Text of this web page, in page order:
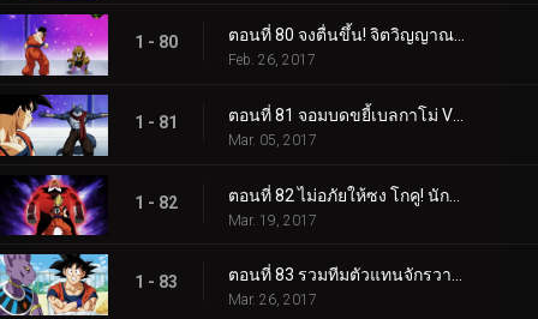
1 - 80 ตอนที่ 80 จงตื่นขึ้น! จิตวิญญาณของนักสู้ การต่อสู้ของ "ซง โกฮัง"!!
Feb. 26, 2017
1 - 81
Mar. 05, 2017
1 - 82
Mar. 19, 2017
1 - 83 ตอนที่ 83 รวมทีมตัวแทนจักรวาลที่ 7! ผู้ที่แข็งแกร่งที่สุดทั้ง 10 จะมีใครบ้าง!?
Mar. 26, 2017